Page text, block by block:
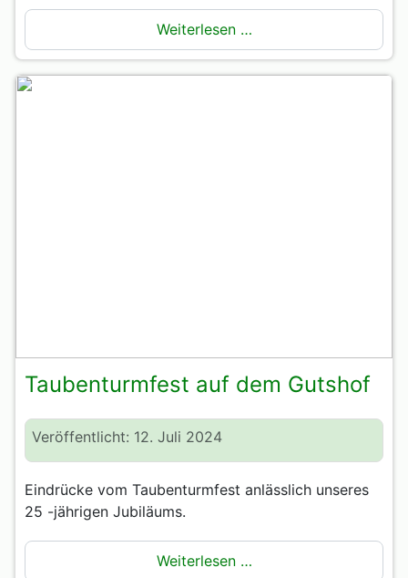
Weiterlesen …
Taubenturmfest auf dem Gutshof
Veröffentlicht: 12. Juli 2024
Eindrücke vom Taubenturmfest anlässlich unseres
25 -jährigen Jubiläums.
Weiterlesen …